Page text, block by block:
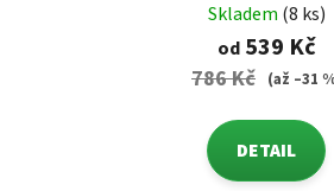
Skladem (8 ks)
od539 Kč
786 Kč (až –31
DETAIL